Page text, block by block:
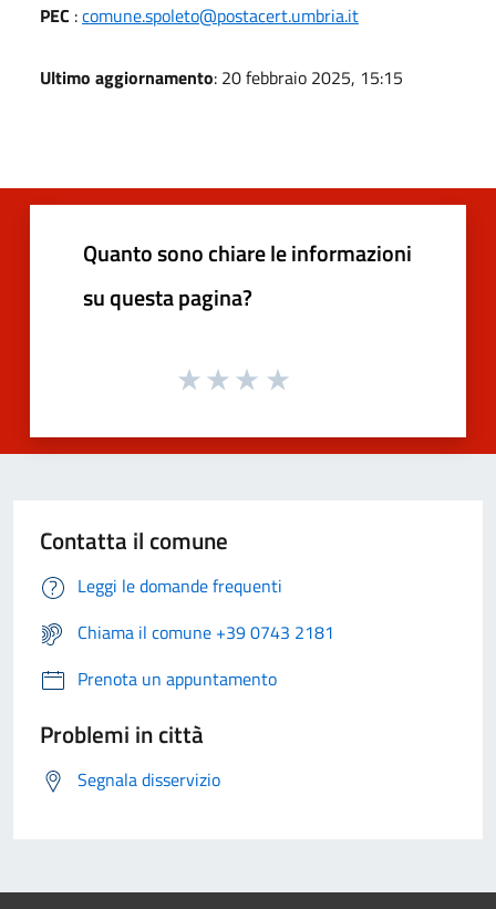
PEC :comune.spoleto@postacert.umbria.it
Ultimo aggiornamento: 20 febbraio 2025, 15:15
Quanto sono chiare le informazioni
su questa pagina?
Contatta il comune
Leggi le domande frequenti
Chiama il comune +39 0743 2181
Prenota un appuntamento
Problemi in città
Segnala disservizio